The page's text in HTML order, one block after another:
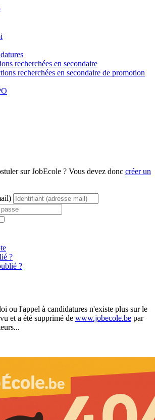
recherchées en secondaire
recherchées en secondaire de promotion
sur JobEcole ? Vous devez donc créer un
?
?
ou l'appel à candidatures n'existe plus sur le
et a été supprimé de www.jobecole.be par